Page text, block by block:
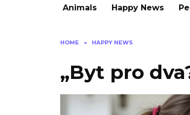
Animals Happy News
HOME » HAPPY NEWS
„Byt pro